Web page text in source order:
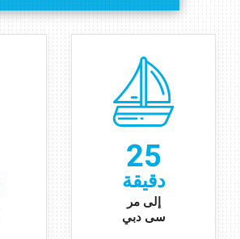
25
دقيقة
إلىمر
سى دبي